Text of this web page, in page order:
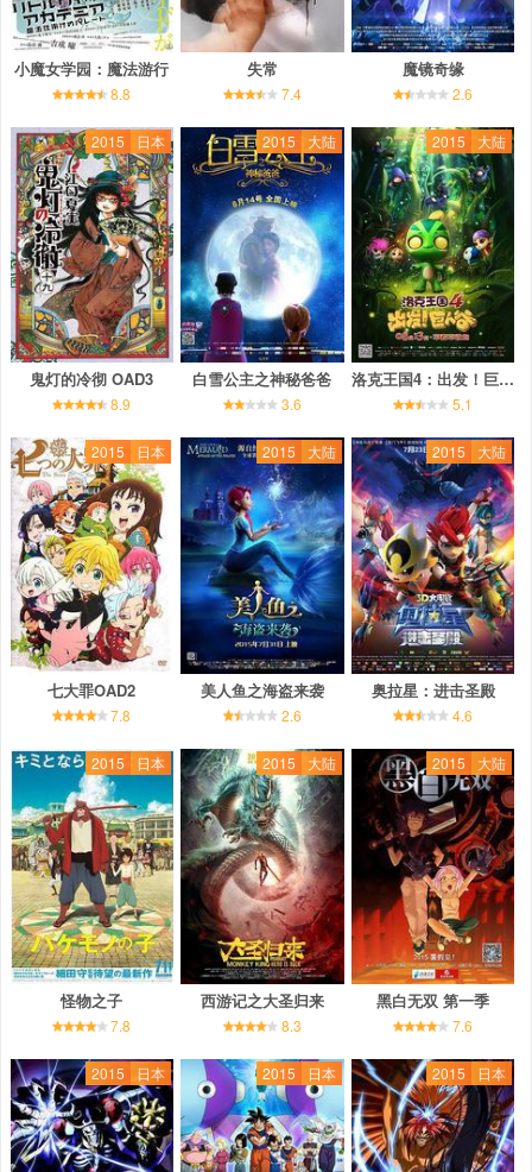
小魔女学园：魔法游行
8.8
失常
7.4
魔镜奇缘
2.6
2015 日本
鬼灯的冷彻 OAD3
8.9
2015 大陆
白雪公主之神秘爸爸
3.6
2015 大陆
洛克王国4：出发！巨人谷
5.1
2015 日本
七大罪OAD2
7.8
2015 大陆
美人鱼之海盗来袭
2.6
2015 大陆
奥拉星：进击圣殿
4.6
2015 日本
怪物之子
7.8
2015 大陆
西游记之大圣归来
8.3
2015 大陆
黑白无双 第一季
7.6
2015 日本 2015 日本 2015 日本